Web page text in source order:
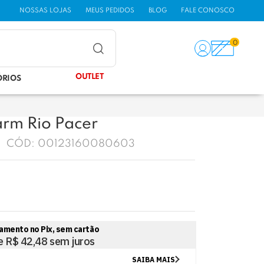
NOSSAS LOJAS MEUS PEDIDOS BLOG FALE CONOSCO
0
OUTLET
Rio Pacer
CÓD: 00123160080603